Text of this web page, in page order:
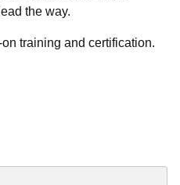
the way.
training and certification.